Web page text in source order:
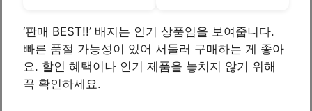
‘판매 BEST!!’ 배지는 인기 상품임을 보여줍니다.
빠른 품절 가능성이 있어 서둘러 구매하는 게 좋아
요. 할인 혜택이나 인기 제품을 놓치지 않기 위해
꼭 확인하세요.